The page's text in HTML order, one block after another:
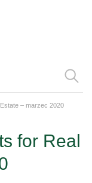
– marzec 2020
for Real